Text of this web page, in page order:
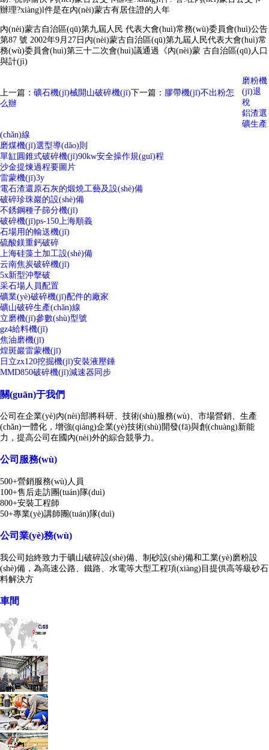
辦理?xiàng)l件是在內(nèi)蒙古有居住證的人年
內(nèi)蒙古自治區(qū)第九屆人民 代表大會(huì)常務(wù)委員會(huì)公告
第87 號 2002年9月27日內(nèi)蒙古自治區(qū)第九屆人民代表大會(huì)常
務(wù)委員會(huì)第三十二次會(huì)議通過《內(nèi)蒙 古自治區(qū)人口
與計(jì)
上一篇： 礦石機(jī)械開山破碎機(jī)下一篇： 膠帶機(jī)不出粉怎
么辦
磨粉機
(jī)退
稅
鋁渣選
礦生產
(chǎn)線
磨煤機(jī)選型導(dǎo)則
單缸圓錐式破碎機(jī)90kw安全操作規(guī)程
沙金提煉過程要圖片
雷蒙機(jī)3y
電石渣還原石灰的煅燒工藝及設(shè)備
破碎珍珠巖的設(shè)備
不銹鋼種子篩分機(jī)
破碎機(jī)ps-150上海順義
石場用的輸送機(jī)
硫酸鎂重鈣破碎
上海硅藻土加工設(shè)備
云南焦炭破碎機(jī)
5x新型沖擊破
采石場人員配置
礦業(yè)破碎機(jī)配件的廠家
礦山破碎生產(chǎn)線
立磨機(jī)參數(shù)型號
gz4給料機(jī)
焦油磨機(jī)
煌斑巖雷蒙機(jī)
日立zx120挖掘機(jī)安裝液壓錘
MMD850破碎機(jī)減速器同步
關(guān)于我們
公司在企業(yè)內(nèi)部將科研、技術(shù)服務(wù)、市場營銷、生產
(chǎn)一體化，增強(qiáng)企業(yè)技術(shù)開發(fā)與創(chuàng)新能
力，提高公司在國內(nèi)外的綜合競爭力。
公司服務(wù)
500+營銷服務(wù)人員
100+售后走訪團(tuán)隊(duì)
800+安裝工程師
50+專業(yè)講師團(tuán)隊(duì)
公司業(yè)務(wù)
我公司始終致力于礦山破碎設(shè)備、制砂設(shè)備和工業(yè)磨粉設
(shè)備，為高速公路、鐵路、水電等大型工程項(xiàng)目提供高等級砂石
料解決方
車間